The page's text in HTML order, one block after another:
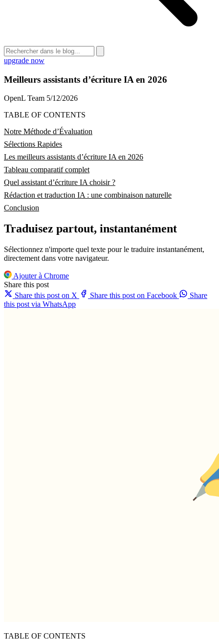
upgrade now
Meilleurs assistants d’écriture IA en 2026
OpenL Team 5/12/2026
TABLE OF CONTENTS
Notre Méthode d’Évaluation
Sélections Rapides
Les meilleurs assistants d’écriture IA en 2026
Tableau comparatif complet
Quel assistant d’écriture IA choisir ?
Rédaction et traduction IA : une combinaison naturelle
Conclusion
Traduisez partout, instantanément
Sélectionnez n'importe quel texte pour le traduire instantanément,
directement dans votre navigateur.
Ajouter à Chrome
Share this post
Share this post on X
Share this post on Facebook
Share
this post via WhatsApp
TABLE OF CONTENTS